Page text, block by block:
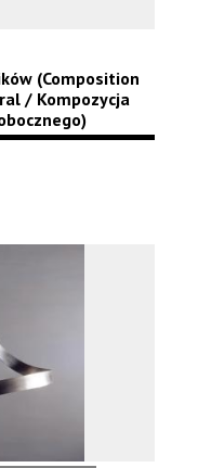
(Composition
/ Kompozycja